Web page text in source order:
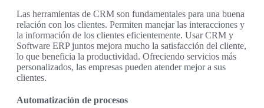
Las herramientas de CRM son fundamentales para una buena
relación con los clientes. Permiten manejar las interacciones y
la información de los clientes eficientemente. Usar CRM y
Software ERP juntos mejora mucho la satisfacción del cliente,
lo que beneficia la productividad. Ofreciendo servicios más
personalizados, las empresas pueden atender mejor a sus
clientes.
Automatización de procesos